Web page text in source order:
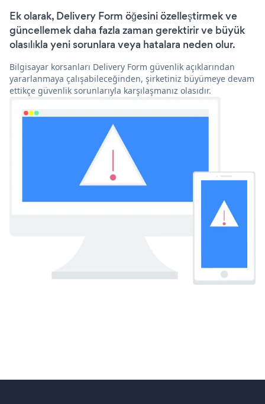
Ek olarak, Delivery Form öğesini özelleştirmek ve
güncellemek daha fazla zaman gerektirir ve büyük
olasılıkla yeni sorunlara veya hatalara neden olur.
Bilgisayar korsanları Delivery Form güvenlik açıklarından
yararlanmaya çalışabileceğinden, şirketiniz büyümeye devam
ettikçe güvenlik sorunlarıyla karşılaşmanız olasıdır.